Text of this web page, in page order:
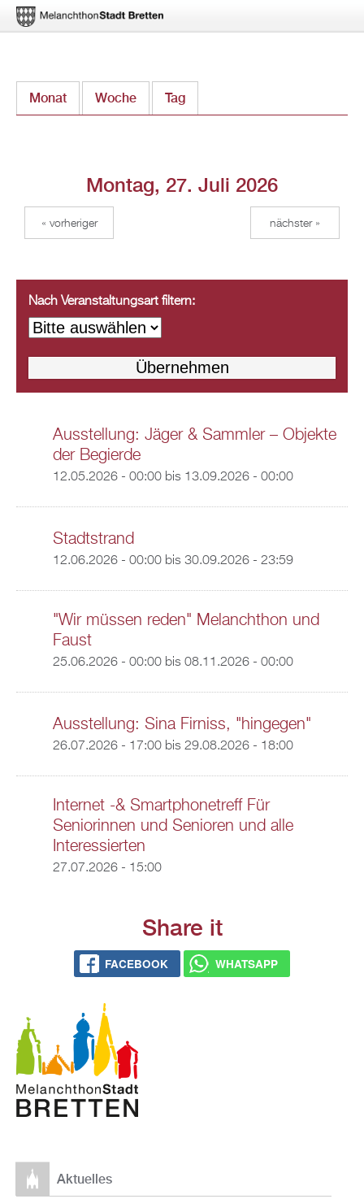
zum
Monat Woche Tag
Montag, 27. Juli 2026
« vorheriger nächster »
Nach Veranstaltungsart filtern:
Ausstellung: Jäger & Sammler – Objekte
der Begierde
12.05.2026 - 00:00bis 13.09.2026 - 00:00
Stadtstrand
12.06.2026 - 00:00bis 30.09.2026 - 23:59
"Wir müssen reden" Melanchthon und
Faust
25.06.2026 - 00:00bis 08.11.2026 - 00:00
Ausstellung: Sina Firniss, "hingegen"
26.07.2026 - 17:00bis 29.08.2026 - 18:00
Internet -& Smartphonetreff Für
Seniorinnen und Senioren und alle
Interessierten
27.07.2026 - 15:00
Share it
FACEBOOK WHATSAPP
Aktuelles